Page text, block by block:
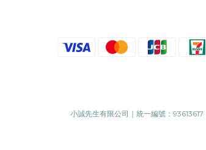
小誠先生有限公司｜統一編號：93613617